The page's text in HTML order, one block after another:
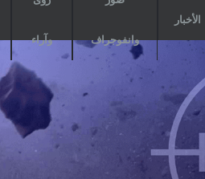
الأخبار
وانفوجراف وآراء